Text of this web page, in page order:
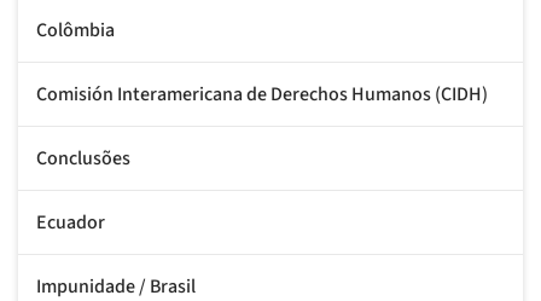
Colômbia
Comisión Interamericana de Derechos Humanos (CIDH)
Conclusões
Ecuador
Impunidade / Brasil